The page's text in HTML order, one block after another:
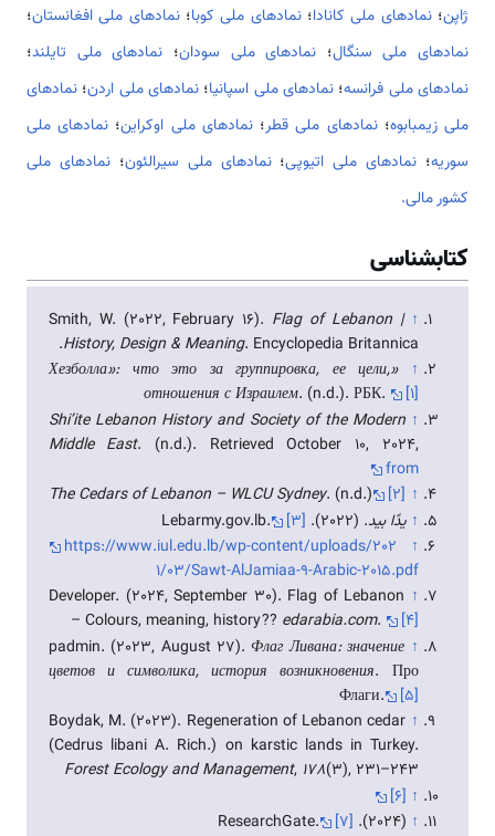
ژاپن؛نمادهای ملی کانادا؛نمادهای ملی کوبا؛نمادهای ملی افغانستان؛
نمادهای ملی سنگال؛ نمادهای ملی سودان؛ نمادهای ملی تایلند؛
نمادهای ملی فرانسه؛ نمادهای ملی اسپانیا؛ نمادهای ملی اردن؛ نمادهای
ملی زیمبابوه؛نمادهای ملی قطر؛نمادهای ملی اوکراین؛ نمادهای ملی
سوریه؛ نمادهای ملی اتیوپی؛نمادهای ملی سیرالئون؛نمادهای ملی
کشور مالی.
کتابشناسی
↑
Smith, W. (2022, February 16). Flag of Lebanon |
History, Design & Meaning. Encyclopedia Britannica.
↑
«Хезболла»: что это за группировка, ее цели,
отношения с Израилем. (n.d.). РБК.
[۱]
↑
Shi’ite Lebanon History and Society of the Modern
Middle East. (n.d.). Retrieved October 10, 2024,
from
↑
The Cedars of Lebanon – WLCU Sydney. (n.d.)
[۲]
↑ يدًا بيد. (2022). Lebarmy.gov.lb.
[۳]
↑
https://www.iul.edu.lb/wp-content/uploads/202
1/03/Sawt-AlJamiaa-9-Arabic-2015.pdf
↑
Developer. (2024, September 30). Flag of Lebanon
– Colours, meaning, history ?? edarabia.com.
[۴]
↑
padmin. (2023, August 27). Флаг Ливана: значение
цветов и символика, история возникновения. Про
Флаги.
[۵]
↑
Boydak, M. (2023). Regeneration of Lebanon cedar
(Cedrus libani A. Rich.) on karstic lands in Turkey.
Forest Ecology and Management, 178(3), 231–243
↑ [۶]
↑
(2024). ResearchGate. [۷]